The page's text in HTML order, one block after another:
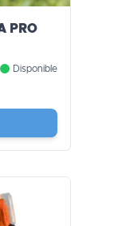
PRO
Disponible